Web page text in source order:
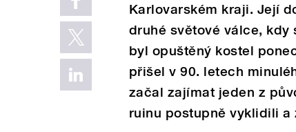
Karlovarském kraji. Její
druhé světové válce, kdy
byl opuštěný kostel
přišel v 90. letech
začal zajímat jeden z
ruinu postupně vyklidili a